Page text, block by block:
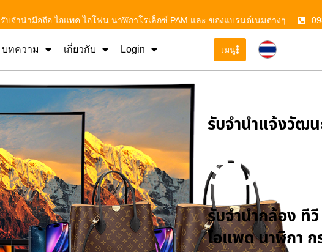
รับจำนำมือถือ ไอแพค ไอโฟน นาฬิกาโรเล็กซ์ PAM และ ของแบรนด์เนมต่างๆ
บทความ เกี่ยวกับ Login เมนู
รับจํานําแจ้งวัฒ
รับจำ
รับจำนำกล้อง ที
ไอแพด นาฬิกา ก